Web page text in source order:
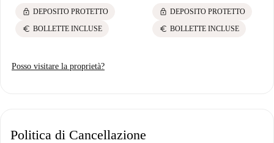
lock DEPOSITO PROTETTO
euro BOLLETTE INCLUSE
lock DEPOSITO PROTETTO
euro BOLLETTE INCLUSE
Posso visitare la proprietà?
Politica di Cancellazione